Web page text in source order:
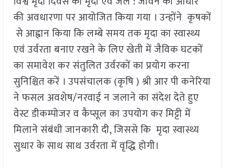
की अवधारणा पर आयोजित किया गया । उन्होंने कृषकों
से आह्वान किया कि लम्बे समय तक मृदा का स्वास्थ्य
एवं उर्वरता बनाए रखने के लिए खेती में जैविक घटकों
का समावेश कर संतुलित उर्वरकों का प्रयोग करना
सुनिश्चित करें । उपसंचालक (कृषि ) श्री आर पी कनेरिया
ने फसल अवशेष/नरवाई न जलाने का संदेश देते हुए
वेस्ट डीकम्पोजर व कैप्सूल का उपयोग कर मिट्टी में
मिलाने संबंधी जानकारी दी, जिससे कि मृदा स्वास्थ्य
सुधार के साथ साथ उर्वरता में वृद्धि होगी।